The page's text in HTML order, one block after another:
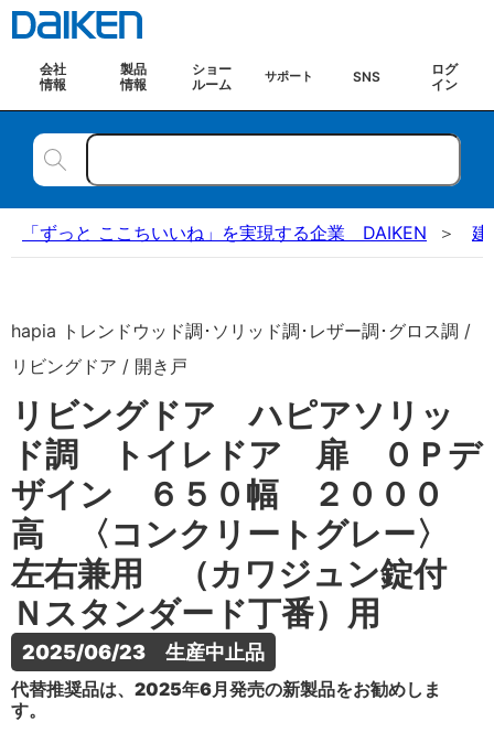
会社
情報
製品
情報
ショー
ルーム
サポート SNS
ログ
イン
「ずっと ここちいいね」を実現する企業 DAIKEN 建
hapia トレンドウッド調･ソリッド調･レザー調･グロス調 /
リビングドア / 開き戸
リビングドア ハピアソリッ
ド調 トイレドア 扉 ０Ｐデ
ザイン ６５０幅 ２０００
高 〈コンクリートグレー〉
左右兼用 （カワジュン錠付
Ｎスタンダード丁番）用
2025/06/23　生産中止品
代替推奨品は、2025年6月発売の新製品をお勧めしま
す。